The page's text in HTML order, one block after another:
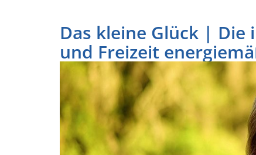
Das kleine Glück | Die
und Freizeit